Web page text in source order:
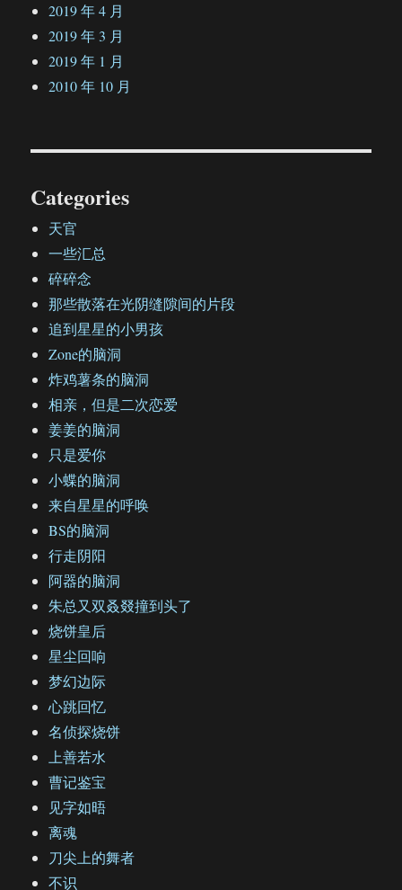
2019 年 4 月
2019 年 3 月
2019 年 1 月
2010 年 10 月
Categories
天官
一些汇总
碎碎念
那些散落在光阴缝隙间的片段
追到星星的小男孩
Zone的脑洞
炸鸡薯条的脑洞
相亲，但是二次恋爱
姜姜的脑洞
只是爱你
小蝶的脑洞
来自星星的呼唤
BS的脑洞
行走阴阳
阿器的脑洞
朱总又双叒叕撞到头了
烧饼皇后
星尘回响
梦幻边际
心跳回忆
名侦探烧饼
上善若水
曹记鉴宝
见字如晤
离魂
刀尖上的舞者
不识